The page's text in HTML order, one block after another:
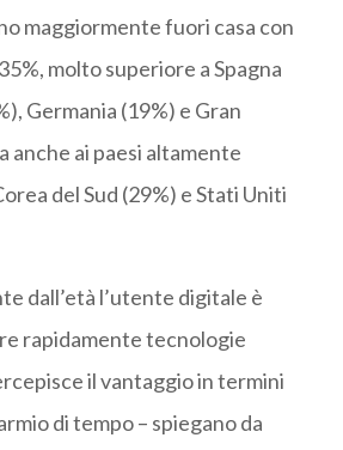
maggiormente fuori casa con
molto superiore a Spagna
Germania (19%) e Gran
anche ai paesi altamente
del Sud (29%) e Stati Uniti
dall’età l’utente digitale è
rapidamente tecnologie
il vantaggio in termini
di tempo – spiegano da